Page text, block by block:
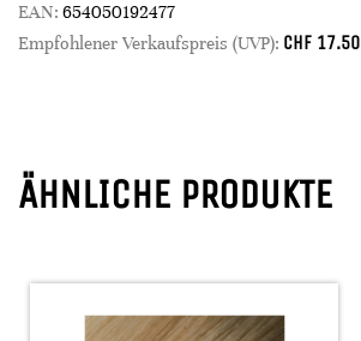
EAN: 654050192477
Empfohlener Verkaufspreis (UVP): CHF 17.50
ÄHNLICHE PRODUKTE